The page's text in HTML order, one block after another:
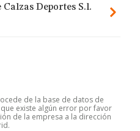
Deportes S.l.
de la base de datos de
que existe algún error por favor
de la empresa a la dirección